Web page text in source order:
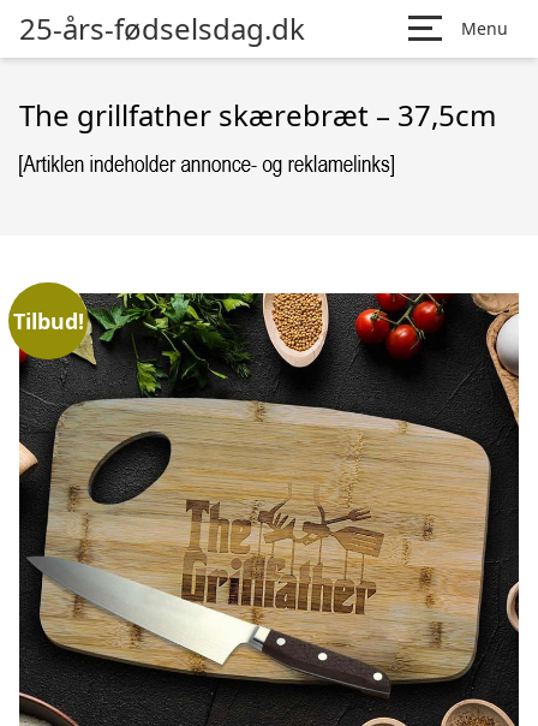
25-års-fødselsdag.dk Menu
The grillfather skærebræt – 37,5cm
Tilbud!